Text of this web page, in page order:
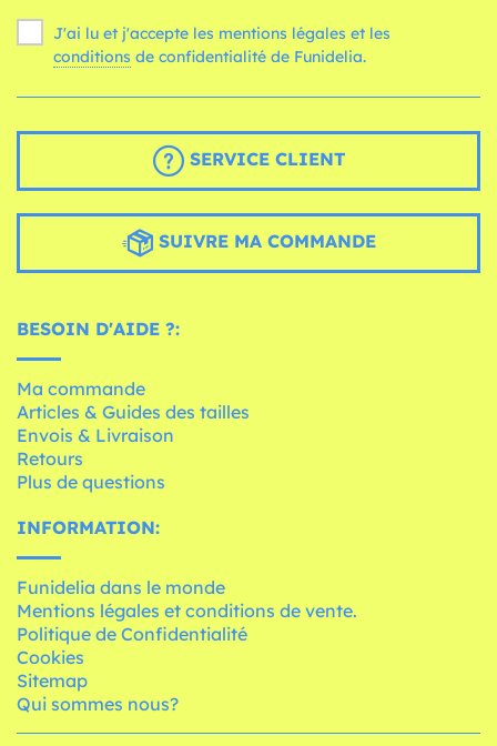
J'ai lu et j'accepte les mentions légales et les
conditions de confidentialité de Funidelia.
SERVICE CLIENT
SUIVRE MA COMMANDE
BESOIN D'AIDE ?:
Ma commande
Articles & Guides des tailles
Envois & Livraison
Retours
Plus de questions
INFORMATION:
Funidelia dans le monde
Mentions légales et conditions de vente.
Politique de Confidentialité
Cookies
Sitemap
Qui sommes nous?